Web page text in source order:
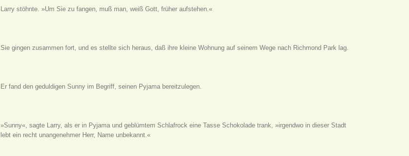
Larry stöhnte. »Um Sie zu fangen, muß man, weiß Gott, früher aufstehen.«
Sie gingen zusammen fort, und es stellte sich heraus, daß ihre kleine Wohnung auf seinem Wege nach Richmond Park lag.
Er fand den geduldigen Sunny im Begriff, seinen Pyjama bereitzulegen.
»Sunny«, sagte Larry, als er in Pyjama und geblümtem Schlafrock eine Tasse Schokolade trank, »irgendwo in dieser Stadt
lebt ein recht unangenehmer Herr, Name unbekannt.«